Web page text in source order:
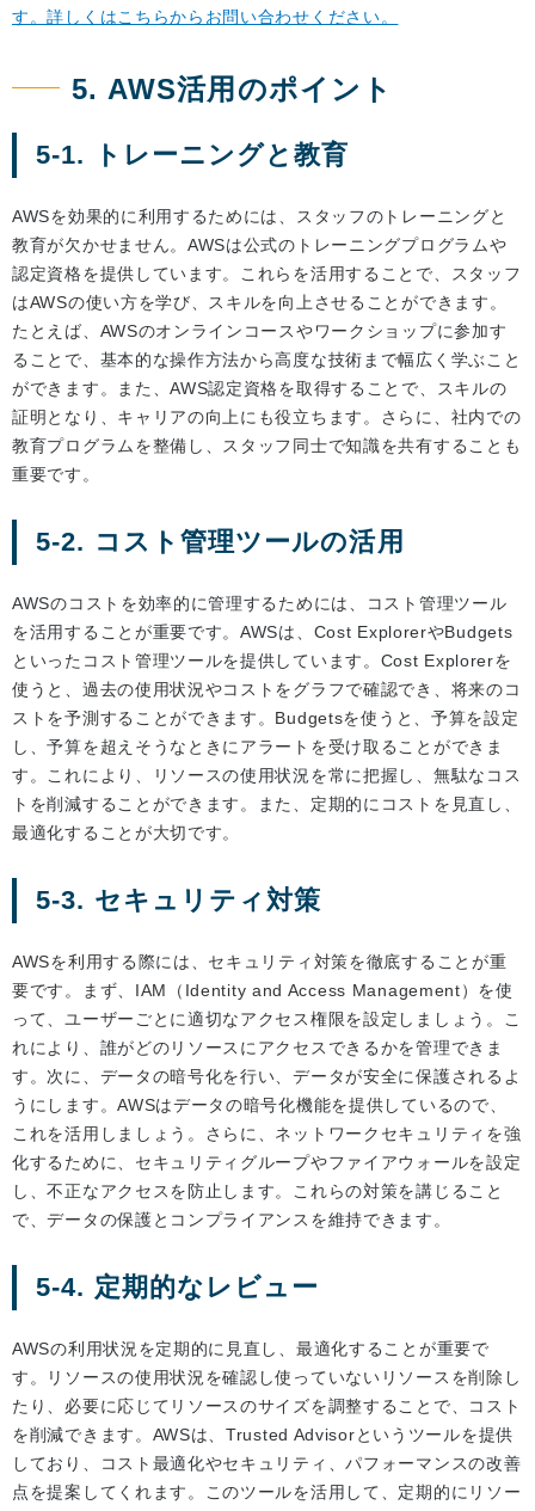
す。詳しくはこちらからお問い合わせください。
5. AWS活用のポイント
5-1. トレーニングと教育
AWSを効果的に利用するためには、スタッフのトレーニングと
教育が欠かせません。AWSは公式のトレーニングプログラムや
認定資格を提供しています。これらを活用することで、スタッフ
はAWSの使い方を学び、スキルを向上させることができます。
たとえば、AWSのオンラインコースやワークショップに参加す
ることで、基本的な操作方法から高度な技術まで幅広く学ぶこと
ができます。また、AWS認定資格を取得することで、スキルの
証明となり、キャリアの向上にも役立ちます。さらに、社内での
教育プログラムを整備し、スタッフ同士で知識を共有することも
重要です。
5-2. コスト管理ツールの活用
AWSのコストを効率的に管理するためには、コスト管理ツール
を活用することが重要です。AWSは、Cost ExplorerやBudgets
といったコスト管理ツールを提供しています。Cost Explorerを
使うと、過去の使用状況やコストをグラフで確認でき、将来のコ
ストを予測することができます。Budgetsを使うと、予算を設定
し、予算を超えそうなときにアラートを受け取ることができま
す。これにより、リソースの使用状況を常に把握し、無駄なコス
トを削減することができます。また、定期的にコストを見直し、
最適化することが大切です。
5-3. セキュリティ対策
AWSを利用する際には、セキュリティ対策を徹底することが重
要です。まず、IAM（Identity and Access Management）を使
って、ユーザーごとに適切なアクセス権限を設定しましょう。こ
れにより、誰がどのリソースにアクセスできるかを管理できま
す。次に、データの暗号化を行い、データが安全に保護されるよ
うにします。AWSはデータの暗号化機能を提供しているので、
これを活用しましょう。さらに、ネットワークセキュリティを強
化するために、セキュリティグループやファイアウォールを設定
し、不正なアクセスを防止します。これらの対策を講じること
で、データの保護とコンプライアンスを維持できます。
5-4. 定期的なレビュー
AWSの利用状況を定期的に見直し、最適化することが重要で
す。リソースの使用状況を確認し使っていないリソースを削除し
たり、必要に応じてリソースのサイズを調整することで、コスト
を削減できます。AWSは、Trusted Advisorというツールを提供
しており、コスト最適化やセキュリティ、パフォーマンスの改善
点を提案してくれます。このツールを活用して、定期的にリソー